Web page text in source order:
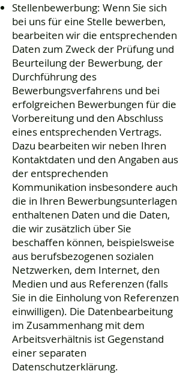
Stellenbewerbung: Wenn Sie sich
bei uns für eine Stelle bewerben,
bearbeiten wir die entsprechenden
Daten zum Zweck der Prüfung und
Beurteilung der Bewerbung, der
Durchführung des
Bewerbungsverfahrens und bei
erfolgreichen Bewerbungen für die
Vorbereitung und den Abschluss
eines entsprechenden Vertrags.
Dazu bearbeiten wir neben Ihren
Kontaktdaten und den Angaben aus
der entsprechenden
Kommunikation insbesondere auch
die in Ihren Bewerbungsunterlagen
enthaltenen Daten und die Daten,
die wir zusätzlich über Sie
beschaffen können, beispielsweise
aus berufsbezogenen sozialen
Netzwerken, dem Internet, den
Medien und aus Referenzen (falls
Sie in die Einholung von Referenzen
einwilligen). Die Datenbearbeitung
im Zusammenhang mit dem
Arbeitsverhältnis ist Gegenstand
einer separaten
Datenschutzerklärung.